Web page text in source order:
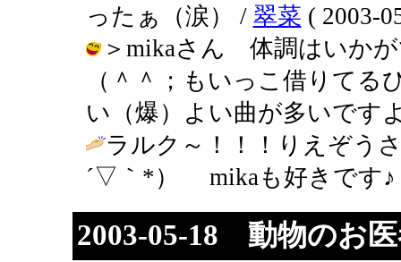
ったぁ（涙） / 翠菜 ( 2003-
＞mikaさん 体調はいか
（＾＾；もいっこ借りてる
い（爆）よい曲が多いです
ラルク～！！！りえぞう
´▽｀*） mikaも好きです
2003-05-18 動物のお